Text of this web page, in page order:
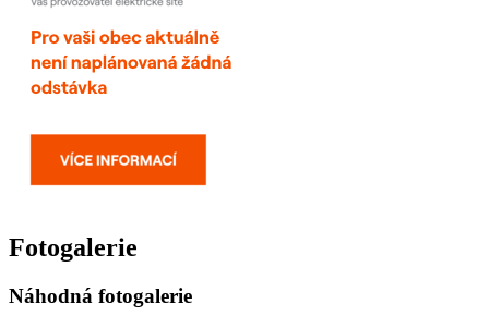
Fotogalerie
Náhodná fotogalerie